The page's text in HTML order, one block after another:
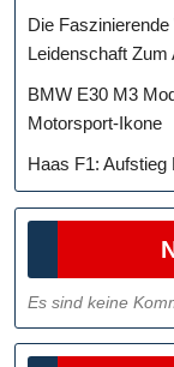
Die
Leidenschaft Zum
BMW E30 M3
Motorsport-Ikone
Haas F1:
Es sind keine